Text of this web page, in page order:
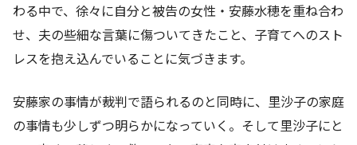
わる中で、徐々に自分と被告の女性・安藤水穂を重ね合わ
せ、夫の些細な言葉に傷ついてきたこと、子育てへのスト
レスを抱え込んでいることに気づきます。
安藤家の事情が裁判で語られるのと同時に、里沙子の家庭
の事情も少しずつ明らかになっていく。そして里沙子にと